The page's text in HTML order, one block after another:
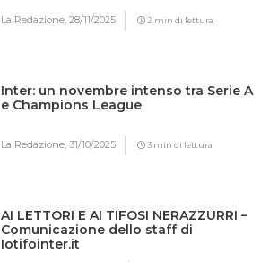
La Redazione,28/11/2025 2 min di lettura
Inter: un novembre intenso tra Serie A
e Champions League
La Redazione,31/10/2025 3 min di lettura
AI LETTORI E AI TIFOSI NERAZZURRI –
Comunicazione dello staff di
Iotifointer.it